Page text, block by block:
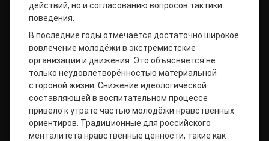
действий, но и согласованию вопросов тактики
поведения.
В последние годы отмечается достаточно широкое
вовлечение молодёжи в экстремистские
организации и движения. Это объясняется не
только неудовлетворённостью материальной
стороной жизни. Снижение идеологической
составляющей в воспитательном процессе
привело к утрате частью молодёжи нравственных
ориентиров. Традиционные для российского
менталитета нравственные ценности, такие как